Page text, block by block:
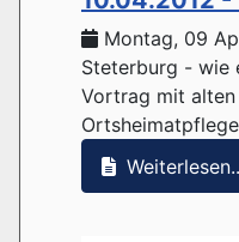
Montag, 09
Steterburg - wie
Vortrag mit